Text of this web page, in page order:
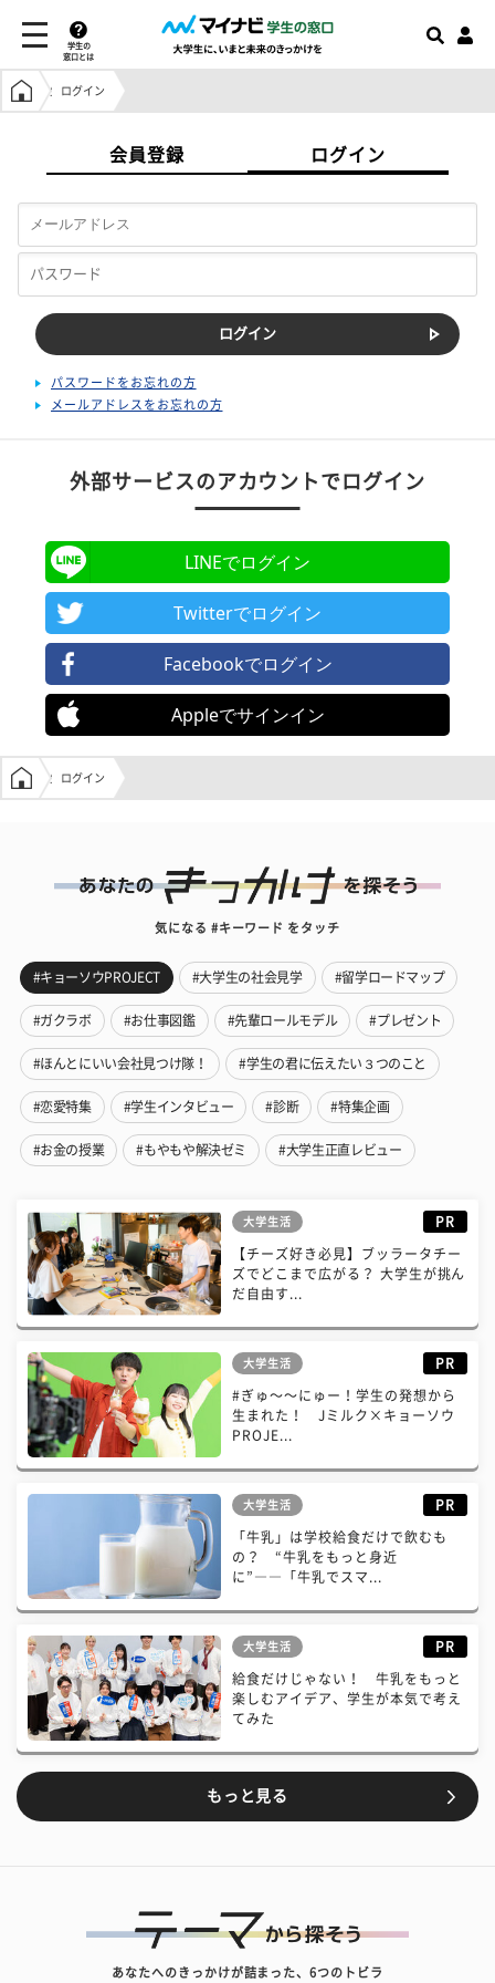
学生の
窓口とは
学生の窓口トップ
ログイン
会員登録 ログイン
パスワードをお忘れの方
メールアドレスをお忘れの方
外部サービスのアカウントでログイン
LINEでログイン
Twitterでログイン
Facebookでログイン
Appleでサインイン
学生の窓口トップ
ログイン
気になる #キーワード をタッチ
#キョーソウPROJECT #大学生の社会見学 #留学ロードマップ
#ガクラボ #お仕事図鑑 #先輩ロールモデル #プレゼント
#ほんとにいい会社見つけ隊！ #学生の君に伝えたい３つのこと
#恋愛特集 #学生インタビュー #診断 #特集企画
#お金の授業 #もやもや解決ゼミ #大学生正直レビュー
大学生活 PR
【チーズ好き必見】ブッラータチー
ズでどこまで広がる？ 大学生が挑ん
だ自由す...
大学生活 PR
#ぎゅ〜〜にゅー！学生の発想から
生まれた！ Jミルク×キョーソウ
PROJE...
大学生活 PR
「牛乳」は学校給食だけで飲むも
の？ “牛乳をもっと身近
に”――「牛乳でスマ...
大学生活 PR
給食だけじゃない！ 牛乳をもっと
楽しむアイデア、学生が本気で考え
てみた
もっと見る
あなたへのきっかけが詰まった、6つのトビラ